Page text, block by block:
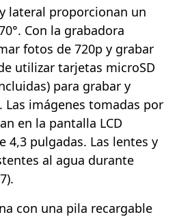
lateral proporcionan un
Con la grabadora
fotos de 720p y grabar
utilizar tarjetas microSD
para grabar y
Las imágenes tomadas por
en la pantalla LCD
4,3 pulgadas. Las lentes y
al agua durante
con una pila recargable